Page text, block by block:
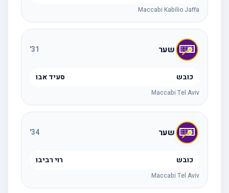
Maccabi Kabilio Jaffa
שער 31
'
כובש סעיד אבו
Maccabi Tel Aviv
שער 34
'
כובש רוי רביבו
Maccabi Tel Aviv